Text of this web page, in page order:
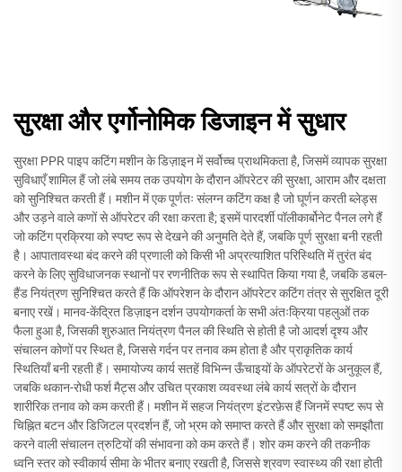
सुरक्षा और एर्गोनोमिक डिजाइन में सुधार
सुरक्षा PPR पाइप कटिंग मशीन के डिज़ाइन में सर्वोच्च प्राथमिकता है, जिसमें व्यापक सुरक्षा
सुविधाएँ शामिल हैं जो लंबे समय तक उपयोग के दौरान ऑपरेटर की सुरक्षा, आराम और दक्षता
को सुनिश्चित करती हैं। मशीन में एक पूर्णतः संलग्न कटिंग कक्ष है जो घूर्णन करती ब्लेड्स
और उड़ने वाले कणों से ऑपरेटर की रक्षा करता है; इसमें पारदर्शी पॉलीकार्बोनेट पैनल लगे हैं
जो कटिंग प्रक्रिया को स्पष्ट रूप से देखने की अनुमति देते हैं, जबकि पूर्ण सुरक्षा बनी रहती
है। आपातावस्था बंद करने की प्रणाली को किसी भी अप्रत्याशित परिस्थिति में तुरंत बंद
करने के लिए सुविधाजनक स्थानों पर रणनीतिक रूप से स्थापित किया गया है, जबकि डबल-
हैंड नियंत्रण सुनिश्चित करते हैं कि ऑपरेशन के दौरान ऑपरेटर कटिंग तंत्र से सुरक्षित दूरी
बनाए रखें। मानव-केंद्रित डिज़ाइन दर्शन उपयोगकर्ता के सभी अंतःक्रिया पहलुओं तक
फैला हुआ है, जिसकी शुरुआत नियंत्रण पैनल की स्थिति से होती है जो आदर्श दृश्य और
संचालन कोणों पर स्थित है, जिससे गर्दन पर तनाव कम होता है और प्राकृतिक कार्य
स्थितियाँ बनी रहती हैं। समायोज्य कार्य सतहें विभिन्न ऊँचाइयों के ऑपरेटरों के अनुकूल हैं,
जबकि थकान-रोधी फर्श मैट्स और उचित प्रकाश व्यवस्था लंबे कार्य सत्रों के दौरान
शारीरिक तनाव को कम करती हैं। मशीन में सहज नियंत्रण इंटरफ़ेस हैं जिनमें स्पष्ट रूप से
चिह्नित बटन और डिजिटल प्रदर्शन हैं, जो भ्रम को समाप्त करते हैं और सुरक्षा को समझौता
करने वाली संचालन त्रुटियों की संभावना को कम करते हैं। शोर कम करने की तकनीक
ध्वनि स्तर को स्वीकार्य सीमा के भीतर बनाए रखती है, जिससे श्रवण स्वास्थ्य की रक्षा होती